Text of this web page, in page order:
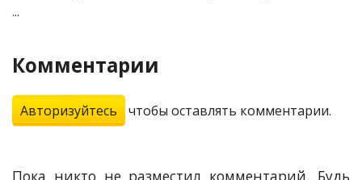
...
Комментарии
Авторизуйтесь чтобы оставлять комментарии.